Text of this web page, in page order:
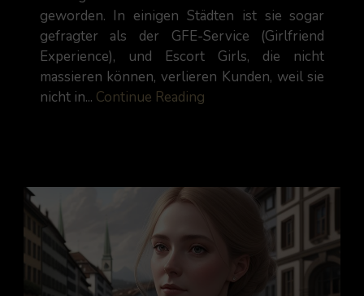
geworden. In einigen Städten ist sie sogar
gefragter als der GFE-Service (Girlfriend
Experience), und Escort Girls, die nicht
massieren können, verlieren Kunden, weil sie
nicht in... Continue Reading